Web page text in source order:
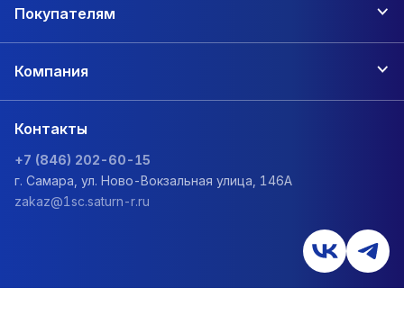
Покупателям
Компания
Контакты
+7 (846) 202-60-15
г. Самара, ул. Ново-Вокзальная улица, 146А
zakaz@1sc.saturn-r.ru